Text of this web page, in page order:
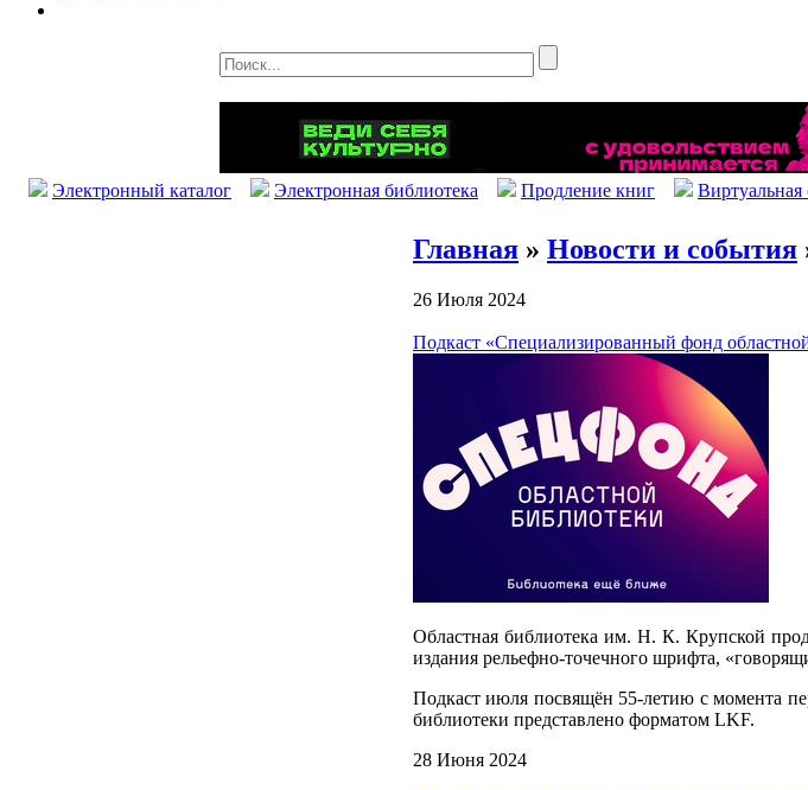
Электронный каталог Электронная библиотека Продление книг Виртуальная
Главная » Новости и события
26 Июля 2024
Подкаст «Специализированный фонд
Областная библиотека им. Н. К. Крупской
издания рельефно-точечного шрифта,
Подкаст июля посвящён 55-летию с момента
библиотеки представлено форматом LKF.
28 Июня 2024